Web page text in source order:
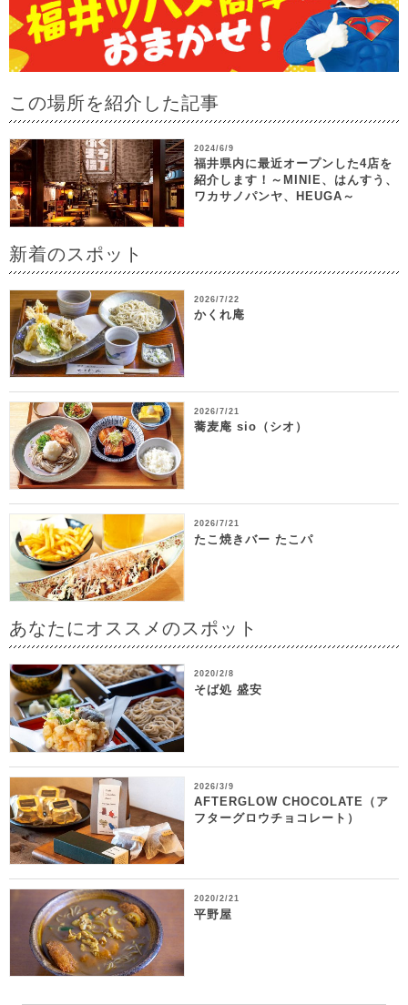
この場所を紹介した記事
2024/6/9
福井県内に最近オープンした4店を
紹介します！～MINIE、はんすう、
ワカサノパンヤ、HEUGA～
新着のスポット
2026/7/22
かくれ庵
2026/7/21
蕎麦庵 sio（シオ）
2026/7/21
たこ焼きバー たこパ
あなたにオススメのスポット
2020/2/8
そば処 盛安
2026/3/9
AFTERGLOW CHOCOLATE（ア
フターグロウチョコレート）
2020/2/21
平野屋